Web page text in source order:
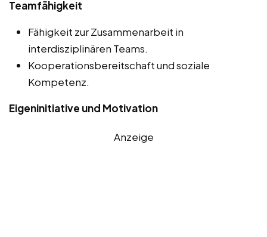
Teamfähigkeit
Fähigkeit zur Zusammenarbeit in
interdisziplinären Teams.
Kooperationsbereitschaft und soziale
Kompetenz.
Eigeninitiative und Motivation
Anzeige